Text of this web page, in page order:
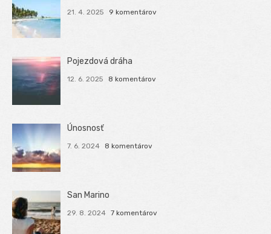
21. 4. 2025 9 komentárov
Pojezdová dráha
12. 6. 2025 8 komentárov
Únosnosť
7. 6. 2024 8 komentárov
San Marino
29. 8. 2024 7 komentárov